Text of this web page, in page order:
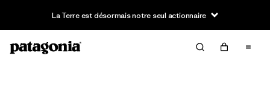
La Terre est désormais notre seul actionnaire